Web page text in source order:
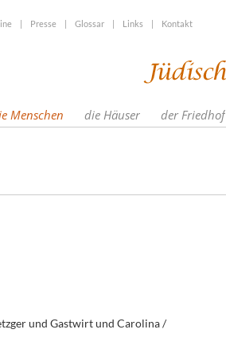
| Presse | Glossar | Links | Kontakt
Menschen die Häuser der Friedhof
und Gastwirt und Carolina /